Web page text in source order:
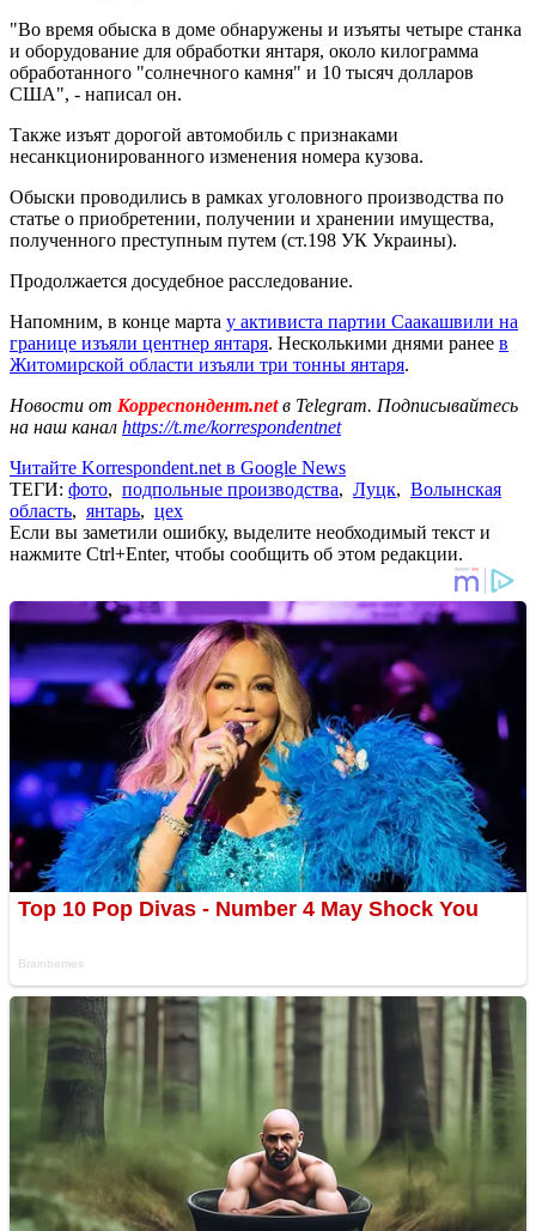
"Во время обыска в доме обнаружены и изъяты четыре станка
и оборудование для обработки янтаря, около килограмма
обработанного "солнечного камня" и 10 тысяч долларов
США", - написал он.
Также изъят дорогой автомобиль с признаками
несанкционированного изменения номера кузова.
Обыски проводились в рамках уголовного производства по
статье о приобретении, получении и хранении имущества,
полученного преступным путем (ст.198 УК Украины).
Продолжается досудебное расследование.
Напомним, в конце марта у активиста партии Саакашвили на
границе изъяли центнер янтаря. Несколькими днями ранее в
Житомирской области изъяли три тонны янтаря.
Новости от Корреспондент.netв Telegram. Подписывайтесь
на наш канал https://t.me/korrespondentnet
Читайте Korrespondent.net в Google News
ТЕГИ: фото, подпольные производства, Луцк, Волынская
область, янтарь, цех
Если вы заметили ошибку, выделите необходимый текст и
нажмите Ctrl+Enter, чтобы сообщить об этом редакции.